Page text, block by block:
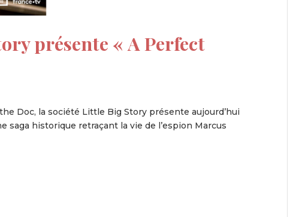
présente « A Perfect
Doc, la société Little Big Story présente aujourd’hui
saga historique retraçant la vie de l’espion Marcus